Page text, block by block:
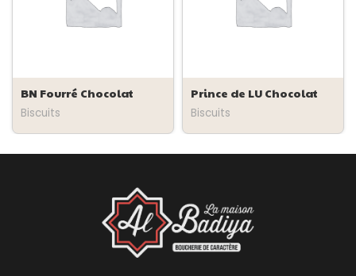
BN Fourré Chocolat
Biscuits
Prince de LU Chocolat
Biscuits